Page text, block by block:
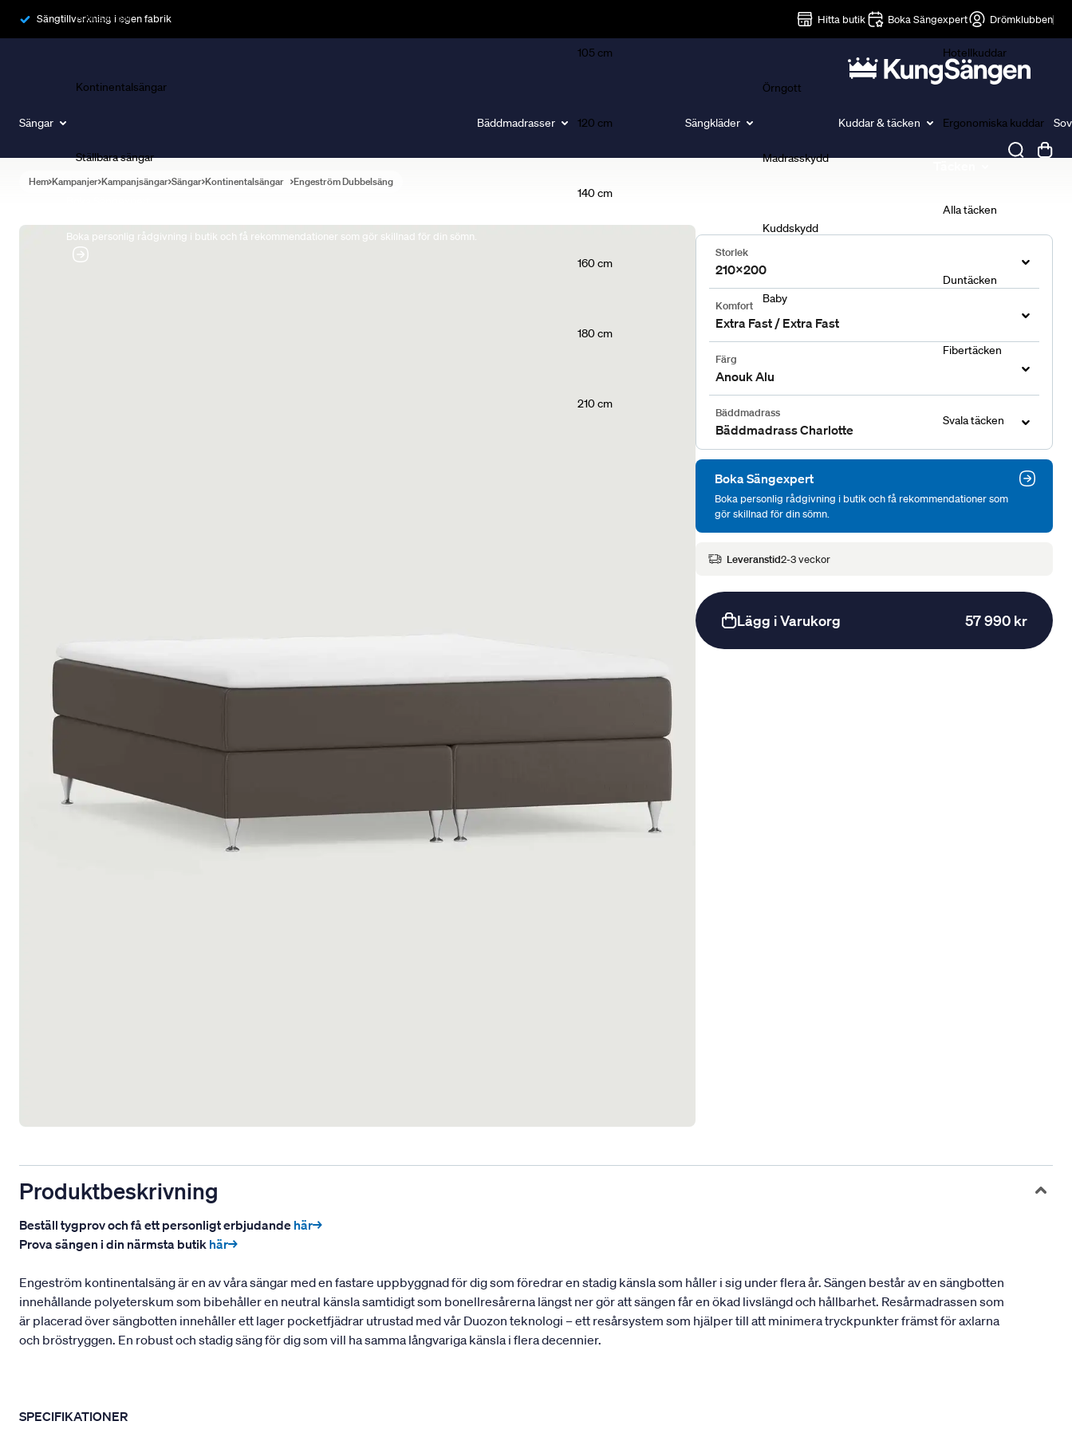
Sängtillverkning i egen fabrik Hitta butik Boka Sängexpert Drömklubben
Sängar
Ramsängar
Kontinentalsängar
Ställbara sängar
Boka personlig rådgivning i butik och få rekommendationer som gör skillnad för din sömn.
Bäddmadrasser
105 cm
120 cm
140 cm
160 cm
180 cm
210 cm
Sängkläder
Örngott
Madrasskydd
Kuddskydd
Baby
Kuddar & täcken
Hotellkuddar
Ergonomiska kuddar
Alla täcken
Duntäcken
Fibertäcken
Svala täcken
Hem Kampanjer Kampanjsängar Sängar Kontinentalsängar Engeström Dubbelsäng
Storlek
210x200
Komfort
Extra Fast / Extra Fast
Färg
Anouk Alu
Bäddmadrass
Bäddmadrass Charlotte
Boka Sängexpert
Boka personlig rådgivning i butik och få rekommendationer som
gör skillnad för din sömn.
Leveranstid2-3 veckor
Lägg i Varukorg 57 990 kr
Produktbeskrivning
Beställ tygprov och få ett personligt erbjudande här→
Prova sängen i din närmsta butik här→
Engeström kontinentalsäng är en av våra sängar med en fastare uppbyggnad för dig som föredrar en stadig känsla som håller i sig under flera år. Sängen består av en sängbotten
innehållande polyeterskum som bibehåller en neutral känsla samtidigt som bonellresårerna längst ner gör att sängen får en ökad livslängd och hållbarhet. Resårmadrassen som
är placerad över sängbotten innehåller ett lager pocketfjädrar utrustad med vår Duozon teknologi – ett resårsystem som hjälper till att minimera tryckpunkter främst för axlarna
och bröstryggen. En robust och stadig säng för dig som vill ha samma långvariga känsla i flera decennier.
SPECIFIKATIONER